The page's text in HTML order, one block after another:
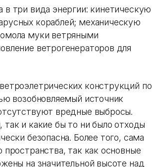
три вида энергии: кинетическую
кораблей; механическую
муки ветряными
ветрогенераторов для
конструкций по
возобновляемый источник
вредные выбросы.
и какие бы то ни было отходы
безопасна. Более того, сама
пространства, так как основные
на значительной высоте над